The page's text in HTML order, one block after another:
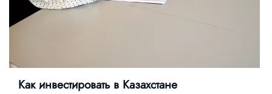
Как инвестировать в Казахстане